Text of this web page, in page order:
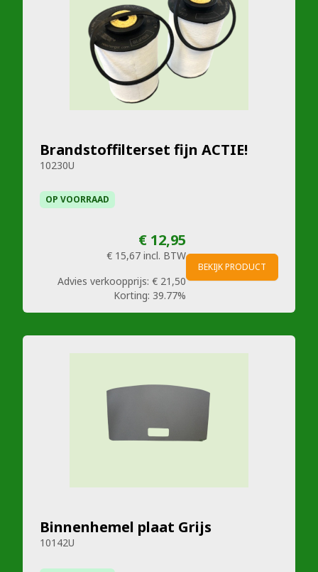
Brandstoffilterset fijn ACTIE!
10230U
OP VOORRAAD
€ 12,95
€ 15,67 incl. BTW
Advies verkoopprijs: € 21,50
Korting: 39.77%
BEKIJK PRODUCT
Binnenhemel plaat Grijs
10142U